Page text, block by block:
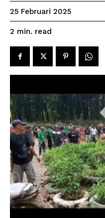
25 Februari 2025
2 min. read